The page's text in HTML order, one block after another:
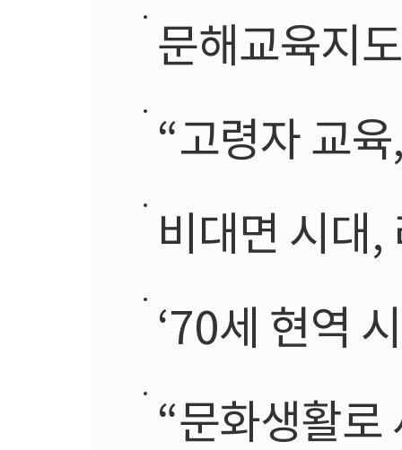
문해교육지
“고령자 교육, 내
비대면 시대
‘70세 현역
“문화생활로